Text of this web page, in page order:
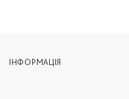
ІНФОРМАЦІЯ